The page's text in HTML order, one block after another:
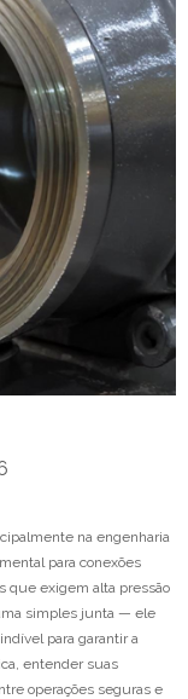
na engenharia
para conexões
que exigem alta pressão
simples junta — ele
para garantir a
entender suas
operações seguras e